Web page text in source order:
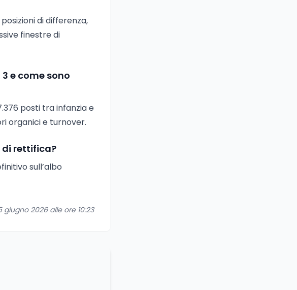
di differenza,
finestre di
e come sono
posti tra infanzia e
organici e turnover.
di rettifica?
sull’albo
giugno 2026 alle ore 10:23